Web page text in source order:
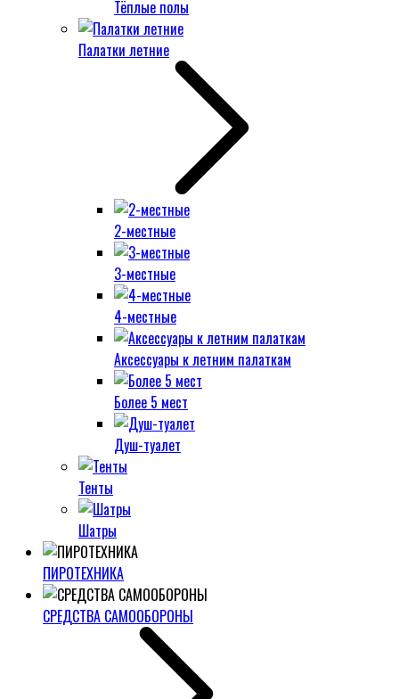
Тёплые полы
Палатки летние
2-местные
3-местные
4-местные
Аксессуары к летним палаткам
Более 5 мест
Душ-туалет
Тенты
Шатры
ПИРОТЕХНИКА
СРЕДСТВА САМООБОРОНЫ